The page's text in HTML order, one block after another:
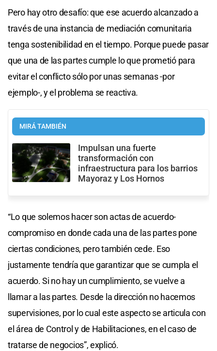
Pero hay otro desafío: que ese acuerdo alcanzado a
través de una instancia de mediación comunitaria
tenga sostenibilidad en el tiempo. Porque puede pasar
que una de las partes cumple lo que prometió para
evitar el conflicto sólo por unas semanas -por
ejemplo-, y el problema se reactiva.
MIRÁ TAMBIÉN
Impulsan una fuerte
transformación con
infraestructura para los barrios
Mayoraz y Los Hornos
“Lo que solemos hacer son actas de acuerdo-
compromiso en donde cada una de las partes pone
ciertas condiciones, pero también cede. Eso
justamente tendría que garantizar que se cumpla el
acuerdo. Si no hay un cumplimiento, se vuelve a
llamar a las partes. Desde la dirección no hacemos
supervisiones, por lo cual este aspecto se articula con
el área de Control y de Habilitaciones, en el caso de
tratarse de negocios”, explicó.